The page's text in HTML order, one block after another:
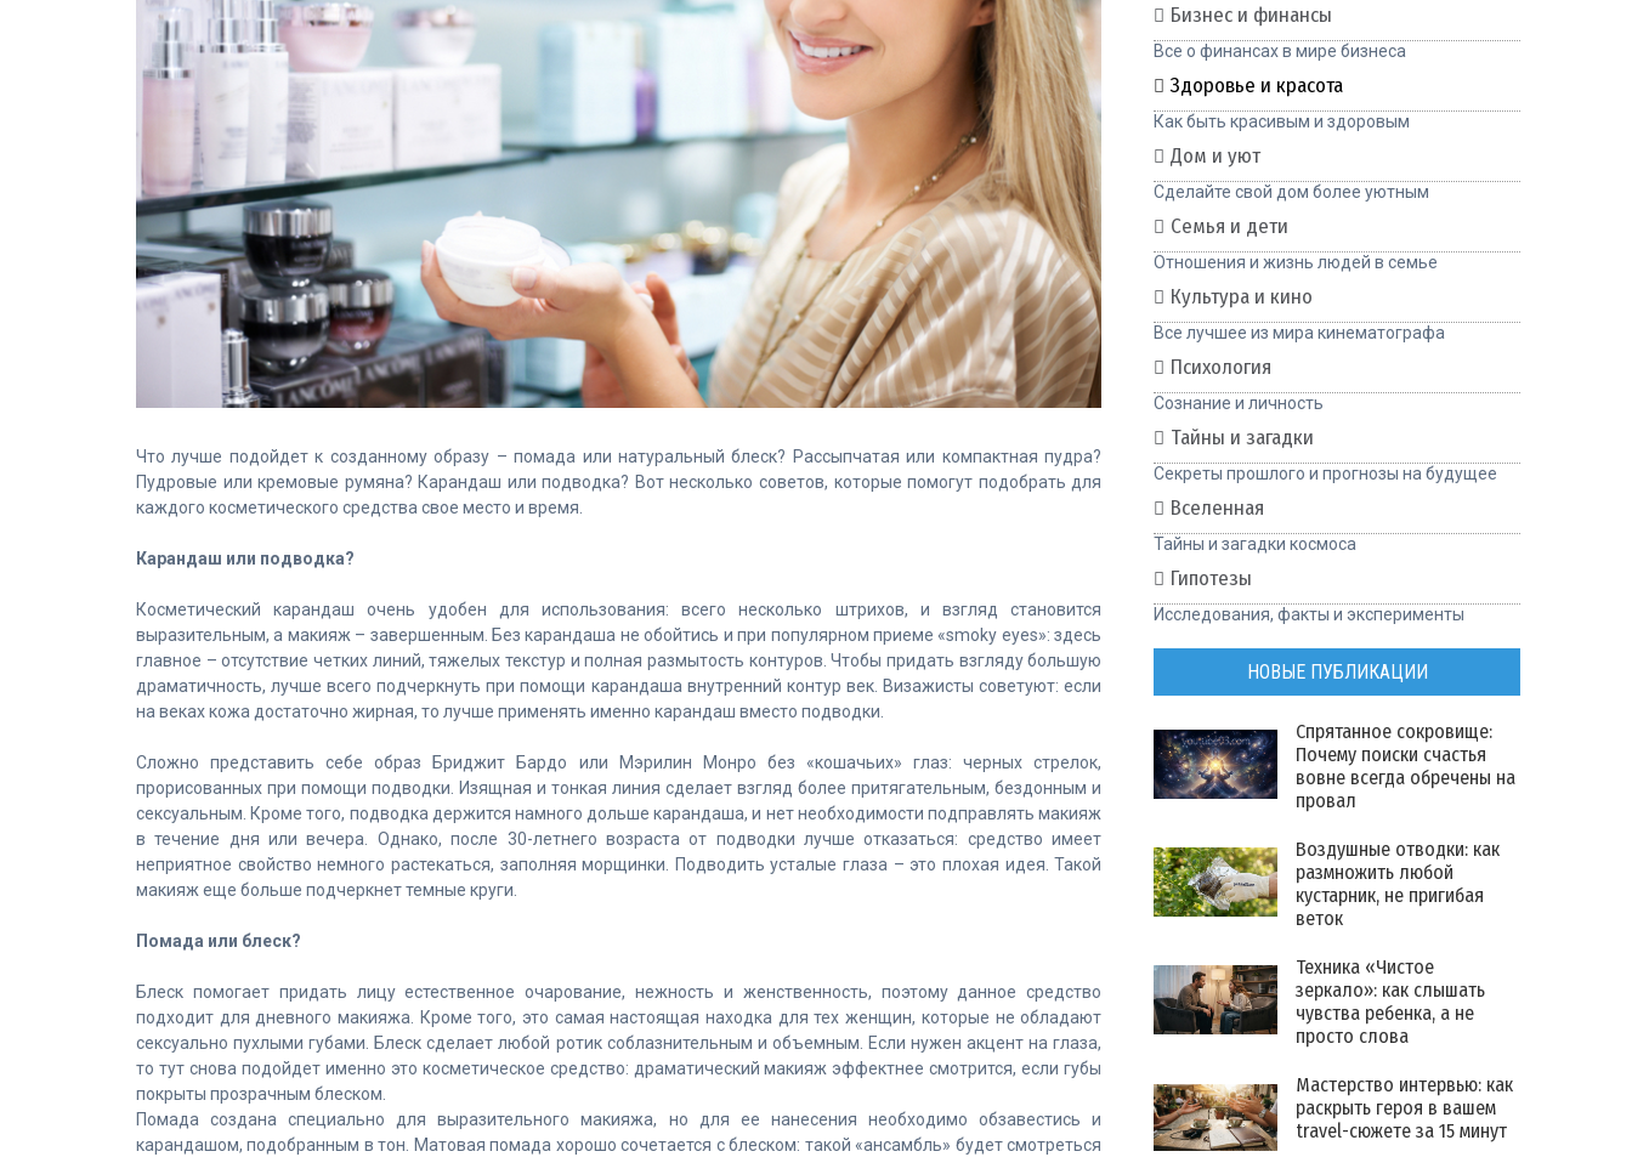
Что лучше подойдет к созданному образу – помада или натуральный блеск? Рассыпчатая или компактная пудра?
Пудровые или кремовые румяна? Карандаш или подводка? Вот несколько советов, которые помогут подобрать для
каждого косметического средства свое место и время.
Карандаш или подводка?
Косметический карандаш очень удобен для использования: всего несколько штрихов, и взгляд становится
выразительным, а макияж – завершенным. Без карандаша не обойтись и при популярном приеме «smoky eyes»: здесь
главное – отсутствие четких линий, тяжелых текстур и полная размытость контуров. Чтобы придать взгляду большую
драматичность, лучше всего подчеркнуть при помощи карандаша внутренний контур век. Визажисты советуют: если
на веках кожа достаточно жирная, то лучше применять именно карандаш вместо подводки.
Сложно представить себе образ Бриджит Бардо или Мэрилин Монро без «кошачьих» глаз: черных стрелок,
прорисованных при помощи подводки. Изящная и тонкая линия сделает взгляд более притягательным, бездонным и
сексуальным. Кроме того, подводка держится намного дольше карандаша, и нет необходимости подправлять макияж
в течение дня или вечера. Однако, после 30-летнего возраста от подводки лучше отказаться: средство имеет
неприятное свойство немного растекаться, заполняя морщинки. Подводить усталые глаза – это плохая идея. Такой
макияж еще больше подчеркнет темные круги.
Помада или блеск?
Блеск помогает придать лицу естественное очарование, нежность и женственность, поэтому данное средство
подходит для дневного макияжа. Кроме того, это самая настоящая находка для тех женщин, которые не обладают
сексуально пухлыми губами. Блеск сделает любой ротик соблазнительным и объемным. Если нужен акцент на глаза,
то тут снова подойдет именно это косметическое средство: драматический макияж эффектнее смотрится, если губы
покрыты прозрачным блеском.
Помада создана специально для выразительного макияжа, но для ее нанесения необходимо обзавестись и
карандашом, подобранным в тон. Матовая помада хорошо сочетается с блеском: такой «ансамбль» будет смотреться
Бизнес и финансы
Все о финансах в мире бизнеса
Здоровье и красота
Как быть красивым и здоровым
Дом и уют
Сделайте свой дом более уютным
Семья и дети
Отношения и жизнь людей в семье
Культура и кино
Все лучшее из мира кинематографа
Психология
Сознание и личность
Тайны и загадки
Секреты прошлого и прогнозы на будущее
Вселенная
Тайны и загадки космоса
Гипотезы
Исследования, факты и эксперименты
НОВЫЕ ПУБЛИКАЦИИ
Спрятанное сокровище:
Почему поиски счастья
вовне всегда обречены на
провал
Воздушные отводки: как
размножить любой
кустарник, не пригибая
веток
Техника «Чистое
зеркало»: как слышать
чувства ребенка, а не
просто слова
Мастерство интервью: как
раскрыть героя в вашем
travel-сюжете за 15 минут